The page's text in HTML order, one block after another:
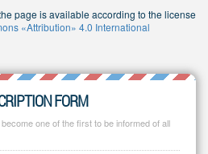
page is available according to the license
«Attribution» 4.0 International
FORM
one of the first to be informed of all